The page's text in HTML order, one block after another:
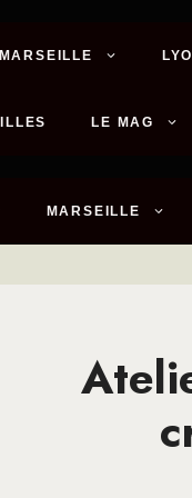
MARSEILLE
LE MAG
MARSEILLE